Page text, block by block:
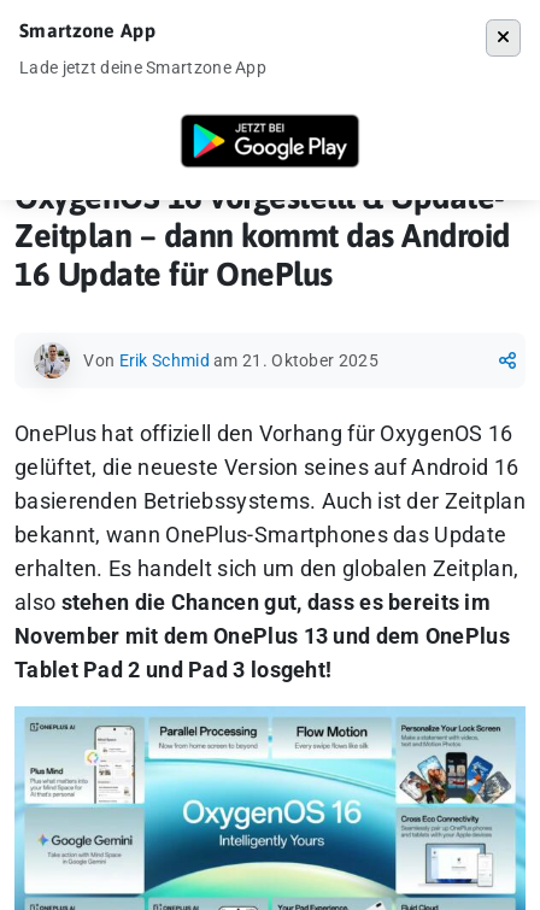
OxygenOS 16 vorgestellt & Update-Zeitplan –
OxygenOS 16 vorgestellt & Update-
Zeitplan – dann kommt das Android
16 Update für OnePlus
Von Erik Schmid am 21. Oktober 2025
OnePlus hat offiziell den Vorhang für OxygenOS 16
gelüftet, die neueste Version seines auf Android 16
basierenden Betriebssystems. Auch ist der Zeitplan
bekannt, wann OnePlus-Smartphones das Update
erhalten. Es handelt sich um den globalen Zeitplan,
also stehen die Chancen gut, dass es bereits im
November mit dem OnePlus 13 und dem OnePlus
Tablet Pad 2 und Pad 3 losgeht!
Smartzone App
Lade jetzt deine Smartzone App